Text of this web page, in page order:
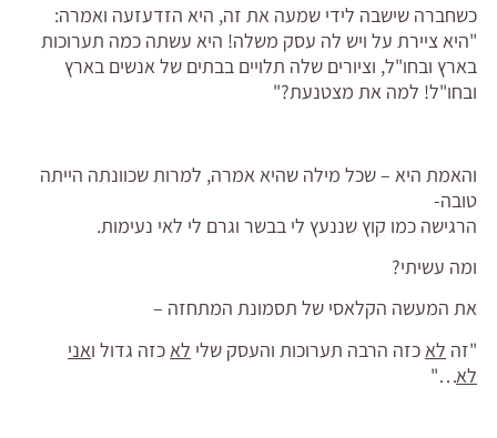
כשחברה שישבה לידי שמעה את זה, היא הזדעזעה ואמרה:
"היא ציירת על ויש לה עסק משלה! היא עשתה כמה תערוכות
בארץ ובחו"ל, וציורים שלה תלויים בבתים של אנשים בארץ
ובחו"ל! למה את מצטנעת?"
והאמת היא – שכל מילה שהיא אמרה, למרות שכוונתה הייתה
טובה-
הרגישה כמו קוץ שננעץ לי בבשר וגרם לי לאי נעימות.
ומה עשיתי?
את המעשה הקלאסי של תסמונת המתחזה –
"זה לאכזה הרבה תערוכות והעסק שלי לאכזה גדול ואני
לא…"